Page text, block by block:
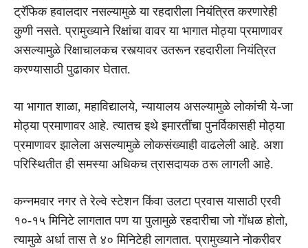
ट्रॅफिक हवालदार नसल्यामुळे या रहदारीला नियंत्रित करणारेही
कुणी नसते. प्रामुख्याने रिक्षांचा वावर या भागात मोठ्या प्रमाणावर
असल्यामुळे रिक्षाचालकच रस्त्यावर उतरून रहदारीला नियंत्रित
करण्यासाठी पुढाकार घेतात.
या भागात शाळा, महाविद्यालये, न्यायालय असल्यामुळे लोकांची ये-जा
मोठ्या प्रमाणावर आहे. त्यातच इथे इमारतींचा पुनर्विकासही मोठ्या
प्रमाणावर झालेला असल्यामुळे लोकसंख्याही वाढलेली आहे. अशा
परिस्थितीत ही समस्या अधिकच त्रासदायक ठरू लागली आहे.
कन्नमवार नगर ते रेल्वे स्टेशन किंवा उलटा प्रवास यासाठी एरवी
१०-१५ मिनिटे लागतात पण या पुलामुळे रहदारीचा जो गोंधळ होतो,
त्यामुळे अर्धा तास ते ४० मिनिटेही लागतात. प्रामुख्याने नोकरीवर